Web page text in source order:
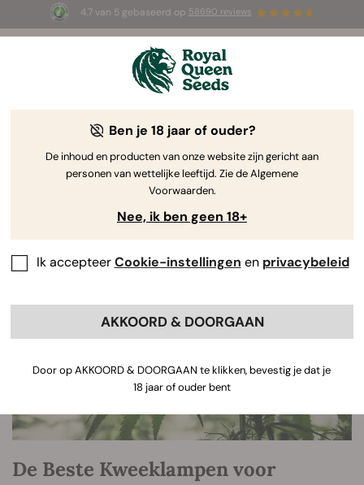
4.7 van 5 gebaseerd op 58690 reviews
☀️ Summer Sales: tot wel 50% korting
op geselecteerde producten! ⏤
The RQS Blog
Cannabis Lifestyle Blogs
De Beste Kweeklampen voor
Ben je 18 jaar of ouder?
De inhoud en producten van onze website zijn gericht aan
personen van wettelijke leeftijd. Zie de Algemene
Voorwaarden.
Nee, ik ben geen 18+
Ik accepteerCookie-instellingen en privacybeleid
AKKOORD & DOORGAAN
Door op AKKOORD & DOORGAAN te klikken, bevestig je dat je
18 jaar of ouder bent